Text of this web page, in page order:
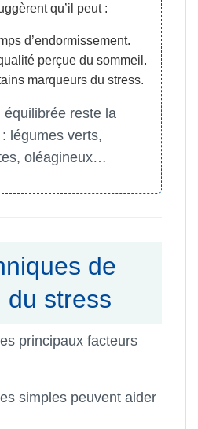
qu’il peut :
d’endormissement.
perçue du sommeil.
marqueurs du stress.
reste la
légumes verts,
oléagineux…
de
du stress
principaux facteurs
simples peuvent aider